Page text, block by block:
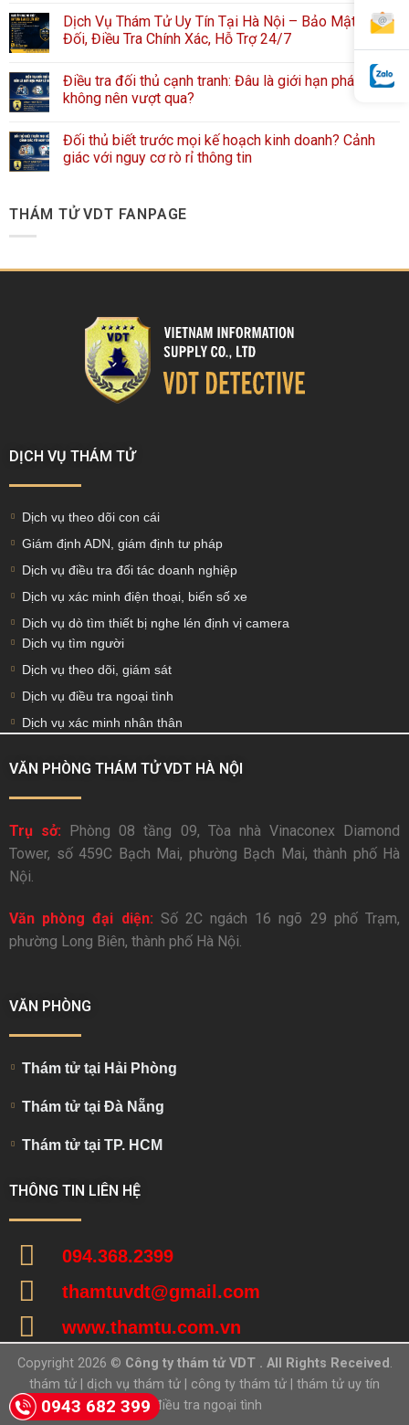
Dịch Vụ Thám Tử Uy Tín Tại Hà Nội – Bảo Mật Tuyệt
Đối, Điều Tra Chính Xác, Hỗ Trợ 24/7
Điều tra đối thủ cạnh tranh: Đâu là giới hạn pháp lý
không nên vượt qua?
Đối thủ biết trước mọi kế hoạch kinh doanh? Cảnh
giác với nguy cơ rò rỉ thông tin
THÁM TỬ VDT FANPAGE
DỊCH VỤ THÁM TỬ
Dịch vụ theo dõi con cái
Giám định ADN, giám định tư pháp
Dịch vụ điều tra đối tác doanh nghiệp
Dịch vụ xác minh điện thoại, biển số xe
Dịch vụ dò tìm thiết bị nghe lén định vị camera
Dịch vụ tìm người
Dịch vụ theo dõi, giám sát
Dịch vụ điều tra ngoại tình
Dịch vụ xác minh nhân thân
VĂN PHÒNG THÁM TỬ VDT HÀ NỘI
Trụ sở: Phòng 08 tầng 09, Tòa nhà Vinaconex Diamond
Tower, số 459C Bạch Mai, phường Bạch Mai, thành phố Hà
Nội.
Văn phòng đại diện: Số 2C ngách 16 ngõ 29 phố Trạm,
phường Long Biên, thành phố Hà Nội.
VĂN PHÒNG
Thám tử tại Hải Phòng
Thám tử tại Đà Nẵng
Thám tử tại TP. HCM
THÔNG TIN LIÊN HỆ
094.368.2399
thamtuvdt@gmail.com
www.thamtu.com.vn
Copyright 2026 © Công ty thám tử VDT . All Rights Received .
thám tử
dịch vụ thám tử công ty thám tử
thám tử uy tín
| điều tra ngoại tình
0943 682 399